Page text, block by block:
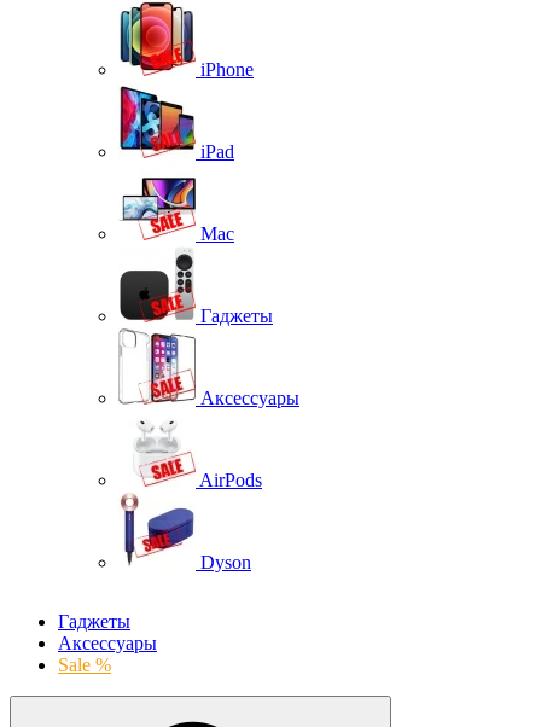
iPhone
iPad
Mac
Гаджеты
Аксессуары
AirPods
Dyson
Гаджеты
Аксессуары
Sale %